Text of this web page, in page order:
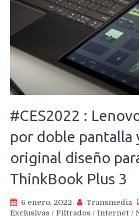
#CES2022 :
por doble pantalla
original diseño
ThinkBook Plus 3
6 enero, 2022 Transmedia
Exclusivas / Filtrados / Internet /